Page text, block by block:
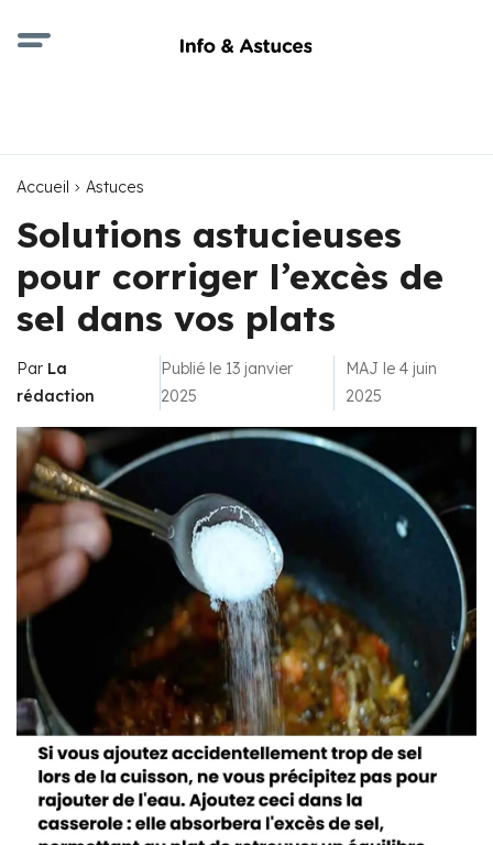
Accueil Astuces
Solutions astucieuses
pour corriger l’excès de
sel dans vos plats
Par La
rédaction
Publié le 13 janvier
2025
MAJ le 4 juin
2025